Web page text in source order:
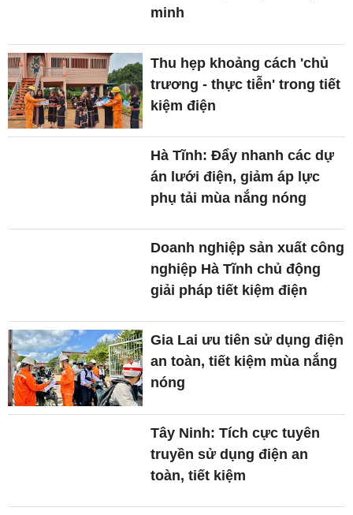
minh
Thu hẹp khoảng cách 'chủ
trương - thực tiễn' trong tiết
kiệm điện
Hà Tĩnh: Đẩy nhanh các dự
án lưới điện, giảm áp lực
phụ tải mùa nắng nóng
Doanh nghiệp sản xuất công
nghiệp Hà Tĩnh chủ động
giải pháp tiết kiệm điện
Gia Lai ưu tiên sử dụng điện
an toàn, tiết kiệm mùa nắng
nóng
Tây Ninh: Tích cực tuyên
truyền sử dụng điện an
toàn, tiết kiệm